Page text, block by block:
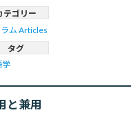
諸外国では民族の違う人同士の
異言語の言語接触が起こりま･･
テゴリー
ム Articles
タグ
学
と兼用